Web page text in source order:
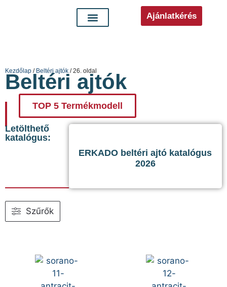
Ajánlatkérés
Kezdőlap / Beltéri ajtók / 26. oldal
Beltéri ajtók
TOP 5 Termékmodell
Letölthető
katalógus:
ERKADO beltéri ajtó katalógus
2026
Szűrők